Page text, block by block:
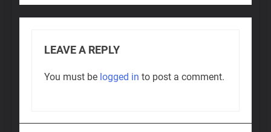
LEAVE A REPLY
You must be logged in to post a comment.